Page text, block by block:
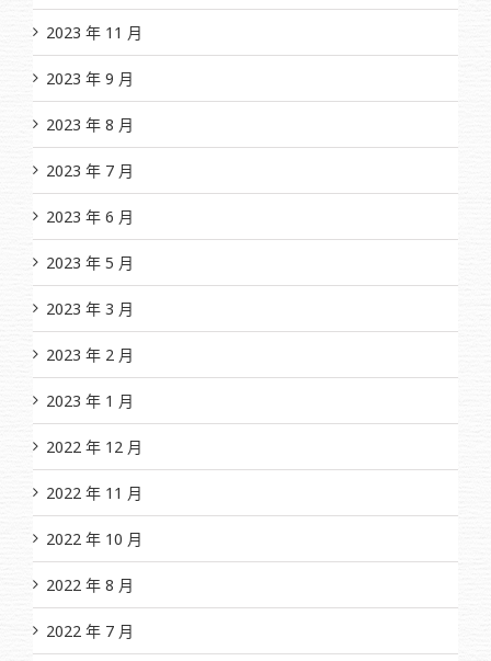
2023 年 11 月
2023 年 9 月
2023 年 8 月
2023 年 7 月
2023 年 6 月
2023 年 5 月
2023 年 3 月
2023 年 2 月
2023 年 1 月
2022 年 12 月
2022 年 11 月
2022 年 10 月
2022 年 8 月
2022 年 7 月